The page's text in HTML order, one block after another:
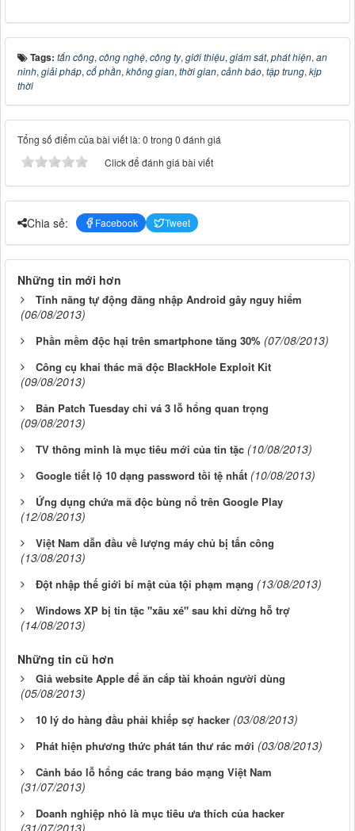
Tags: tấn công, công nghệ, công ty, giới thiệu, giám sát, phát hiện, an
ninh, giải pháp, cổ phần, không gian, thời gian, cảnh báo, tập trung, kịp
thời
Tổng số điểm của bài viết là: 0 trong 0 đánh giá
Click để đánh giá bài viết
Chia sẻ: Facebook Tweet
Những tin mới hơn
Tính năng tự động đăng nhập Android gây nguy hiểm
(06/08/2013)
Phần mềm độc hại trên smartphone tăng 30% (07/08/2013)
Công cụ khai thác mã độc BlackHole Exploit Kit
(09/08/2013)
Bản Patch Tuesday chỉ vá 3 lỗ hổng quan trọng
(09/08/2013)
TV thông minh là mục tiêu mới của tin tặc (10/08/2013)
Google tiết lộ 10 dạng password tồi tệ nhất (10/08/2013)
Ứng dụng chứa mã độc bùng nổ trên Google Play
(12/08/2013)
Việt Nam dẫn đầu về lượng máy chủ bị tấn công
(13/08/2013)
Đột nhập thế giới bí mật của tội phạm mạng (13/08/2013)
Windows XP bị tin tặc "xâu xé" sau khi dừng hỗ trợ
(14/08/2013)
Những tin cũ hơn
Giả website Apple để ăn cắp tài khoản người dùng
(05/08/2013)
10 lý do hàng đầu phải khiếp sợ hacker (03/08/2013)
Phát hiện phương thức phát tán thư rác mới (03/08/2013)
Cảnh báo lỗ hổng các trang báo mạng Việt Nam
(31/07/2013)
Doanh nghiệp nhỏ là mục tiêu ưa thích của hacker